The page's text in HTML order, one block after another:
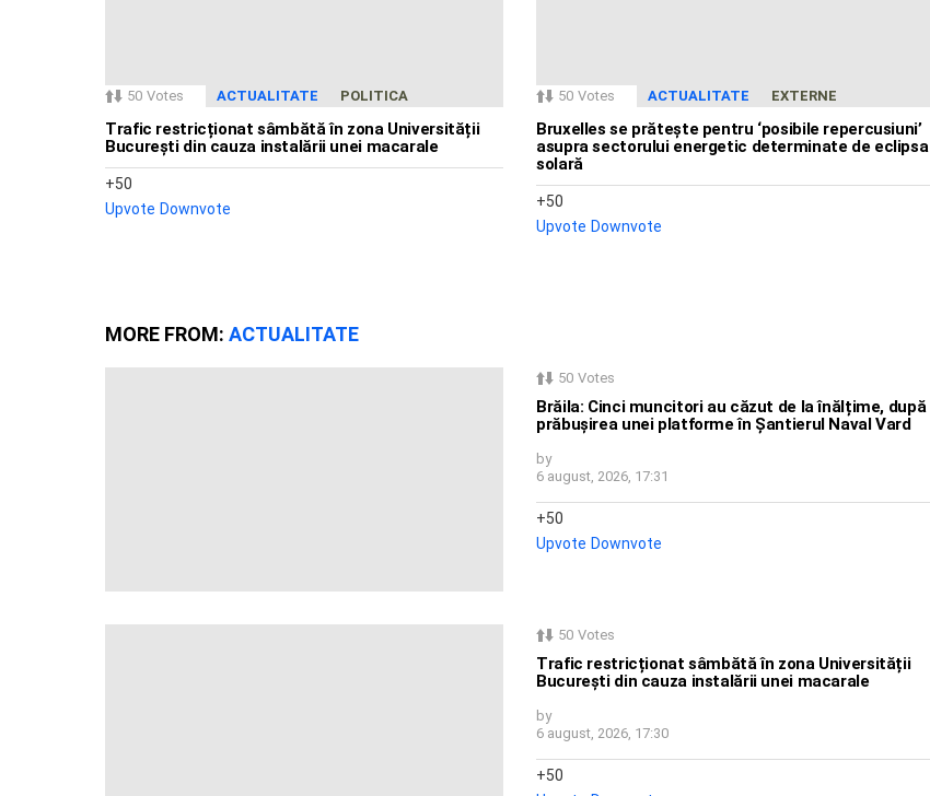
50 Votes ACTUALITATE POLITICA
Trafic restricționat sâmbătă în zona Universității
București din cauza instalării unei macarale
50
Upvote Downvote
50 Votes ACTUALITATE EXTERNE
Bruxelles se prătește pentru ‘posibile repercusiuni’
asupra sectorului energetic determinate de eclipsa
solară
50
Upvote Downvote
MORE FROM: ACTUALITATE
50 Votes
Brăila: Cinci muncitori au căzut de la înălțime, după
prăbușirea unei platforme în Șantierul Naval Vard
by
6 august, 2026, 17:31
50
Upvote Downvote
50 Votes
Trafic restricționat sâmbătă în zona Universității
București din cauza instalării unei macarale
by
6 august, 2026, 17:30
50